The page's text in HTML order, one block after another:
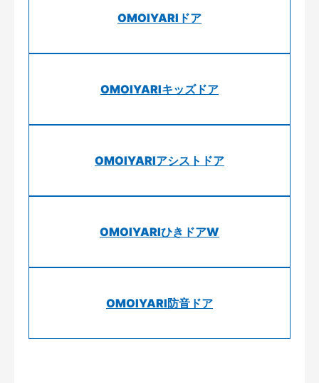
OMOIYARIドア
OMOIYARIキッズドア
OMOIYARIアシストドア
OMOIYARIひきドアW
OMOIYARI防音ドア